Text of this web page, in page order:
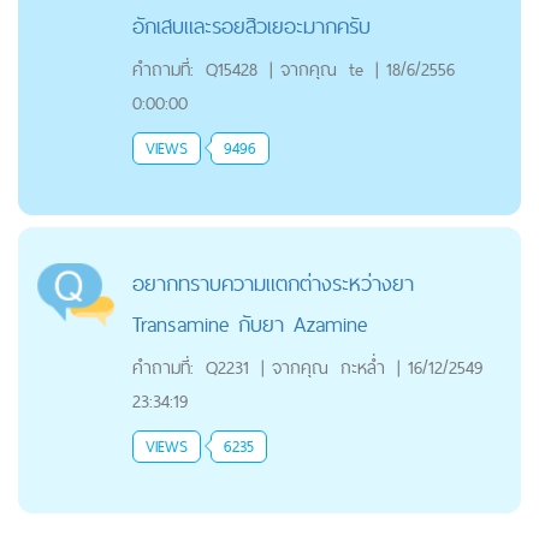
อักเสบและรอยสิวเยอะมากครับ
คำถามที่: Q15428 | จากคุณ te | 18/6/2556
0:00:00
VIEWS 9496
อยากทราบความแตกต่างระหว่างยา
Transamine กับยา Azamine
คำถามที่: Q2231 | จากคุณ กะหล่ำ | 16/12/2549
23:34:19
VIEWS 6235